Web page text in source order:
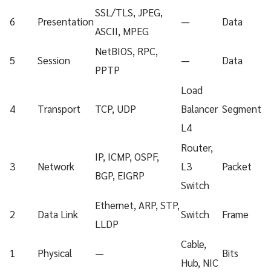
6 Presentation
SSL/TLS, JPEG,
ASCII, MPEG
— Data
5 Session
NetBIOS, RPC,
PPTP
— Data
4 Transport TCP, UDP
Load
Balancer
L4
Segment
3 Network
IP, ICMP, OSPF,
BGP, EIGRP
Router,
L3
Switch
Packet
2 Data Link
Ethernet, ARP, STP,
LLDP
Switch Frame
1 Physical —
Cable,
Hub, NIC
Bits